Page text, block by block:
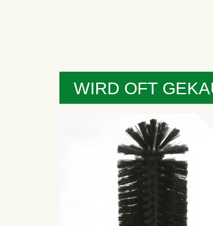
WIRD OFT